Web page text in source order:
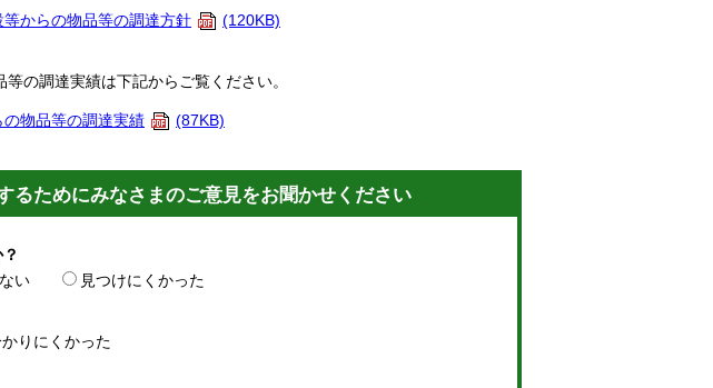
からの物品等の調達方針 (120KB)
の調達実績は下記からご覧ください。
物品等の調達実績 (87KB)
るためにみなさまのご意見をお聞かせください
い
見つけにくかった
りにくかった